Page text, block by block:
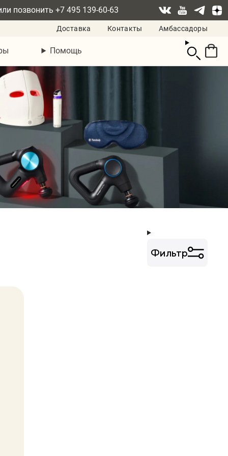
позвонить +7 495 139-60-63
Доставка Контакты Амбассадоры
Помощь
корзину
Фильтр